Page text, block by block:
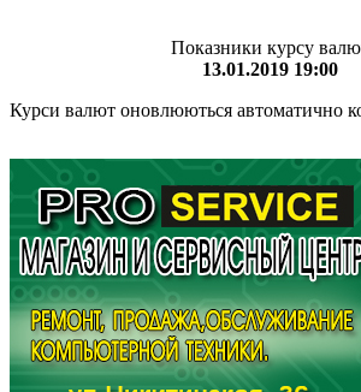
Показники курсу
13.01.2019 19:00
Курси валют оновлюються автоматично